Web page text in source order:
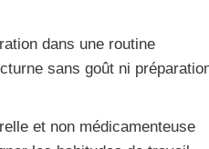
dans une routine
sans goût ni
et non médicamenteuse